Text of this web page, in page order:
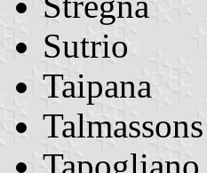
Sutrio
Taipana
Talmassons
Tapogliano